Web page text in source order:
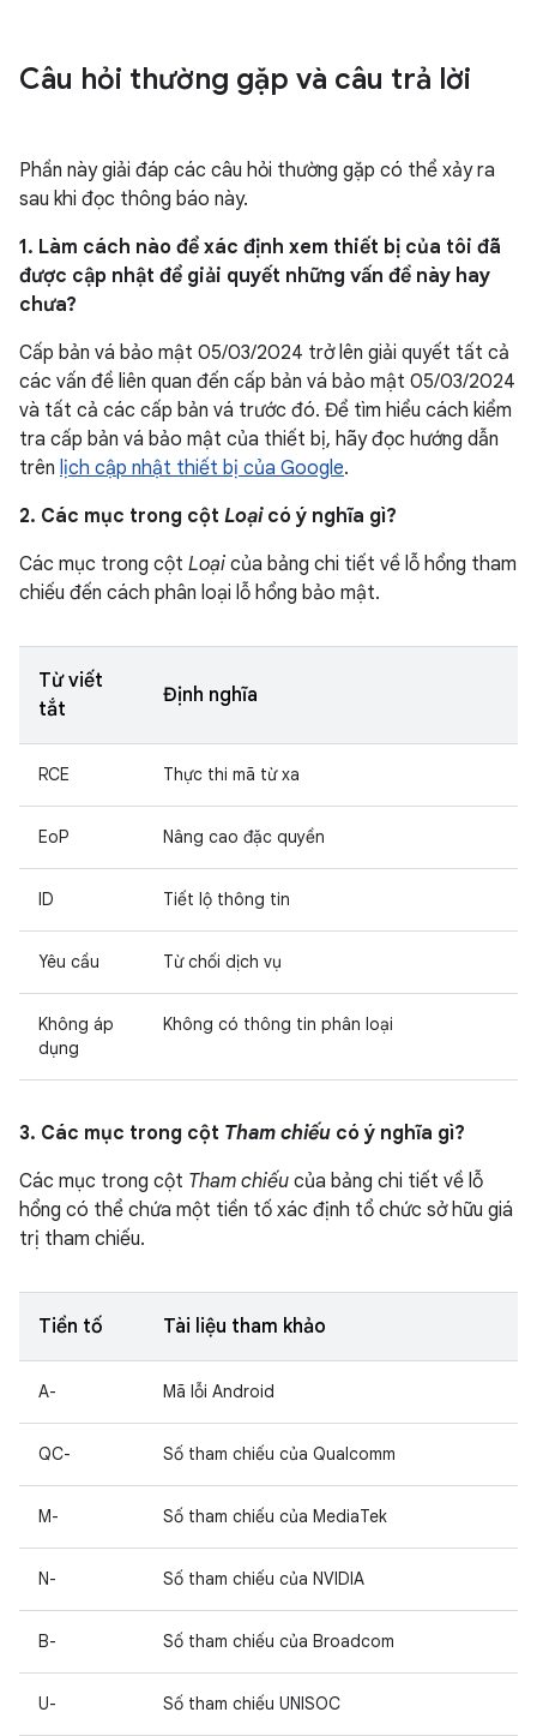
Câu hỏi thường gặp và câu trả lời
Phần này giải đáp các câu hỏi thường gặp có thể xảy ra
sau khi đọc thông báo này.
1. Làm cách nào để xác định xem thiết bị của tôi đã
được cập nhật để giải quyết những vấn đề này hay
chưa?
Cấp bản vá bảo mật 05/03/2024 trở lên giải quyết tất cả
các vấn đề liên quan đến cấp bản vá bảo mật 05/03/2024
và tất cả các cấp bản vá trước đó. Để tìm hiểu cách kiểm
tra cấp bản vá bảo mật của thiết bị, hãy đọc hướng dẫn
trên lịch cập nhật thiết bị của Google.
2. Các mục trong cột Loạicó ý nghĩa gì?
Các mục trong cột Loại của bảng chi tiết về lỗ hổng tham
chiếu đến cách phân loại lỗ hổng bảo mật.
Từ viết
tắt
Định nghĩa
RCE Thực thi mã từ xa
EoP Nâng cao đặc quyền
ID Tiết lộ thông tin
Yêu cầu Từ chối dịch vụ
Không áp
dụng
Không có thông tin phân loại
3. Các mục trong cột Tham chiếu có ý nghĩa gì?
Các mục trong cột Tham chiếu của bảng chi tiết về lỗ
hổng có thể chứa một tiền tố xác định tổ chức sở hữu giá
trị tham chiếu.
Tiền tố Tài liệu tham khảo
A- Mã lỗi Android
QC- Số tham chiếu của Qualcomm
M- Số tham chiếu của MediaTek
N- Số tham chiếu của NVIDIA
B- Số tham chiếu của Broadcom
U- Số tham chiếu UNISOC